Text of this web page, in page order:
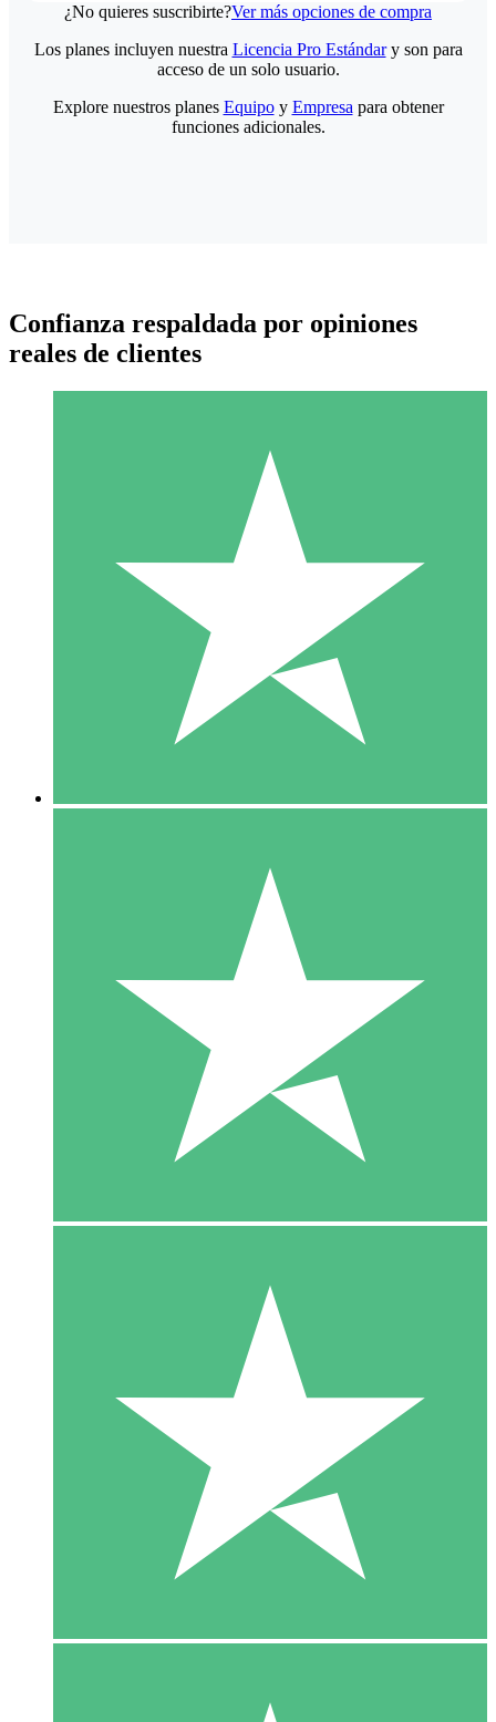
¿No quieres suscribirte?Ver más opciones de compra
Paquetes de Créditos Individuales
Paga según el uso con créditos de descarga. Sin compromiso
10 00
10 Descargas
20 00
Los planes incluyen nuestra Licencia Pro Estándary son para
acceso de un solo usuario.
Explore nuestros planes Equipoy Empresa para obtener
funciones adicionales.
Confianza respaldada por opiniones
reales de clientes